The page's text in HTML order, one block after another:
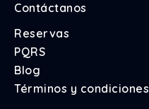
Contáctanos
Reservas
PQRS
Blog
Términos y condiciones